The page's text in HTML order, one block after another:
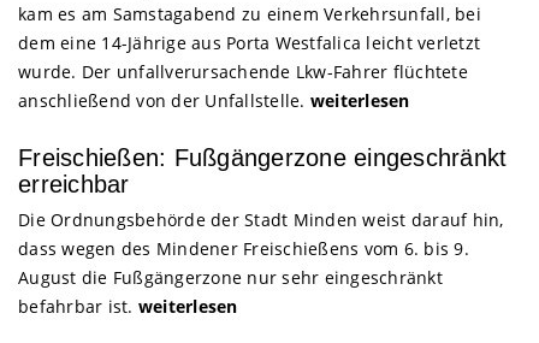
kam es am Samstagabend zu einem Verkehrsunfall, bei
dem eine 14-Jährige aus Porta Westfalica leicht verletzt
wurde. Der unfallverursachende Lkw-Fahrer flüchtete
anschließend von der Unfallstelle. weiterlesen
Freischießen: Fußgängerzone eingeschränkt
erreichbar
Die Ordnungsbehörde der Stadt Minden weist darauf hin,
dass wegen des Mindener Freischießens vom 6. bis 9.
August die Fußgängerzone nur sehr eingeschränkt
befahrbar ist. weiterlesen